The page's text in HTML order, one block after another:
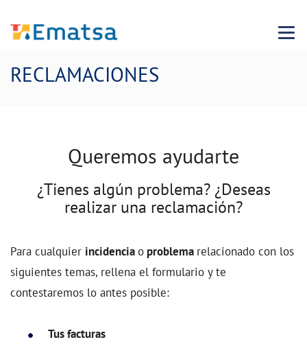
Menu
RECLAMACIONES
Queremos ayudarte
¿Tienes algún problema? ¿Deseas
realizar una reclamación?
Para cualquier incidenciao problema relacionado con los
siguientes temas, rellena el formulario y te
contestaremos lo antes posible:
Tus facturas